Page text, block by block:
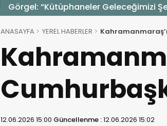
Görgel: “Kütüphaneler Geleceğimizi
ANASAYFA YEREL HABERLER
12.06.2026 15:00 Güncellenme :12.06.2026 15:02